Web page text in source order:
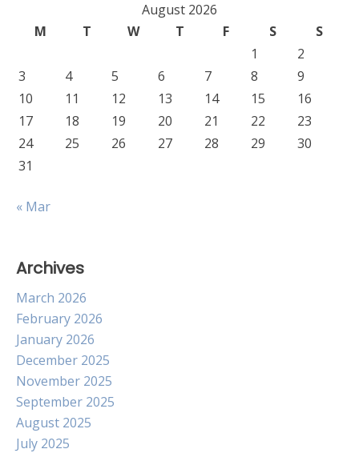
August 2026
M
T W T F S
S
1
2
3
4 5 6 7 8
9
10
11 12 13 14 15
16
17
18 19 20 21 22
23
24
25 26 27 28 29
30
31
« Mar
Archives
March 2026
February 2026
January 2026
December 2025
November 2025
September 2025
August 2025
July 2025